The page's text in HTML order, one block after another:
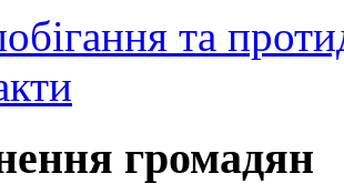
та
громадян